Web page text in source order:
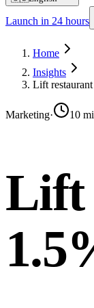
Launch in 24 hours
Home
Insights
Lift
Marketing· 10
Lift